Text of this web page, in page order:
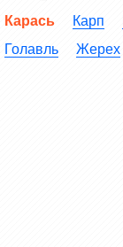
Карась Карп
Голавль
Жерех